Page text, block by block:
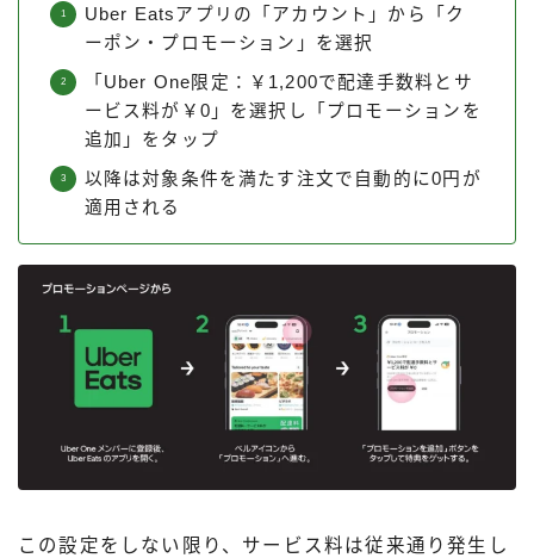
Uber Eatsアプリの「アカウント」から「ク
ーポン・プロモーション」を選択
「Uber One限定：￥1,200で配達手数料とサ
ービス料が￥0」を選択し「プロモーションを
追加」をタップ
以降は対象条件を満たす注文で自動的に0円が
適用される
この設定をしない限り、サービス料は従来通り発生し